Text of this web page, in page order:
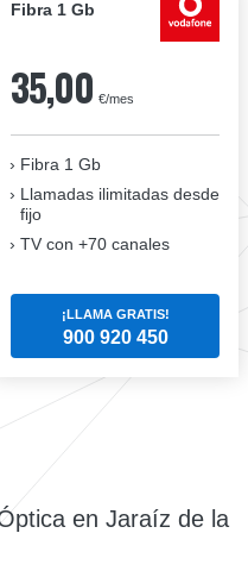
Fibra 1 Gb
35,00 €/mes
Fibra 1 Gb
Llamadas ilimitadas desde
fijo
TV con +70 canales
¡LLAMA GRATIS!
900 920 450
en Jaraíz de la